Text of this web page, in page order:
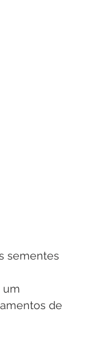
sementes
um
de